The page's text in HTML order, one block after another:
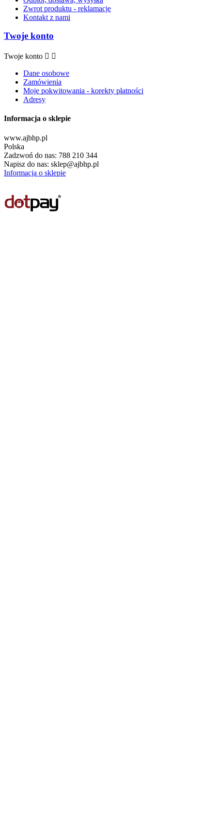
Zwrot produktu - reklamacje
Kontakt z nami
Twoje konto
Twoje konto  
Dane osobowe
Zamówienia
Moje pokwitowania - korekty płatności
Adresy
Informacja o sklepie
www.ajbhp.pl
Polska
Zadzwoń do nas: 788 210 344
Napisz do nas: sklep@ajbhp.pl
Informacja o sklepie